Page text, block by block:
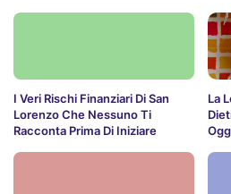
I Veri Rischi Finanziari Di San
Lorenzo Che Nessuno Ti
Racconta Prima Di Iniziare
La